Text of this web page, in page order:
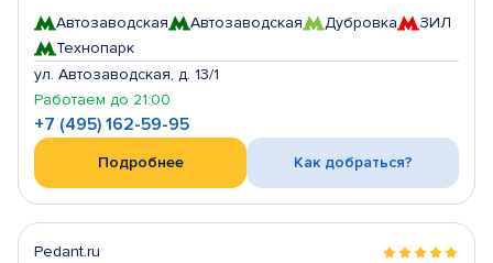
Автозаводская Автозаводская Дубровка
ЗИЛ
Технопарк
ул. Автозаводская, д. 13/1
Работаем до 21:00
+7 (495) 162-59-95
Подробнее Как добраться?
Pedant.ru